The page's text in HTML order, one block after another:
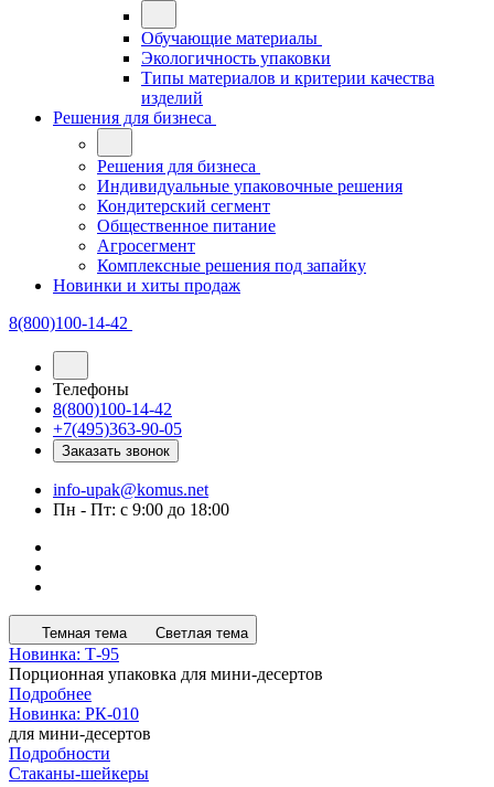
Обучающие материалы
Экологичность упаковки
Типы материалов и критерии качества
изделий
Решения для бизнеса
Решения для бизнеса
Индивидуальные упаковочные решения
Кондитерский сегмент
Общественное питание
Агросегмент
Комплексные решения под запайку
Новинки и хиты продаж
8(800)100-14-42
Телефоны
8(800)100-14-42
+7(495)363-90-05
Заказать звонок
info-upak@komus.net
Пн - Пт: с 9:00 до 18:00
Темная тема Светлая тема
Новинка: Т-95
Порционная упаковка для мини-десертов
Подробнее
Новинка: РК-010
для мини-десертов
Подробности
Стаканы-шейкеры